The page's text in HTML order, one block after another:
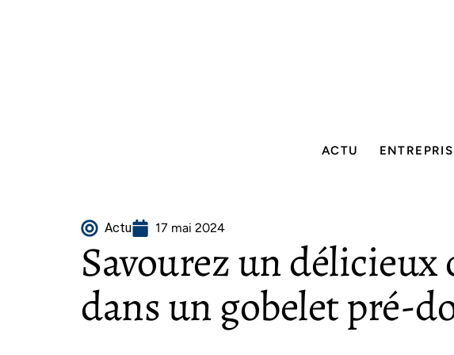
ACTU
Actu 17 mai 2024
Savourez un délicieux
dans un gobelet pré-